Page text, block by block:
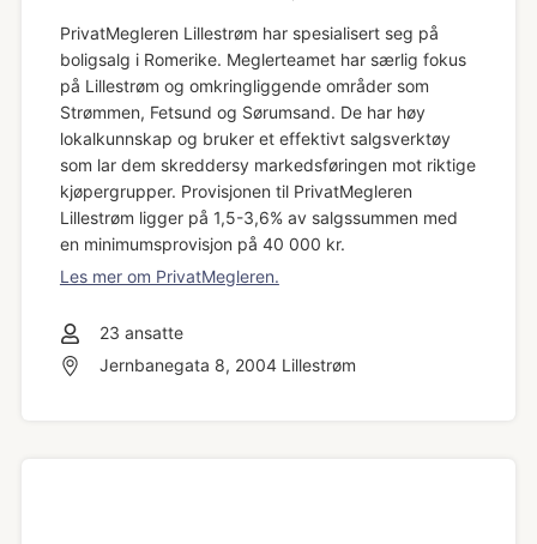
PrivatMegleren Lillestrøm har spesialisert seg på
boligsalg i Romerike. Meglerteamet har særlig fokus
på Lillestrøm og omkringliggende områder som
Strømmen, Fetsund og Sørumsand. De har høy
lokalkunnskap og bruker et effektivt salgsverktøy
som lar dem skreddersy markedsføringen mot riktige
kjøpergrupper. Provisjonen til PrivatMegleren
Lillestrøm ligger på 1,5-3,6% av salgssummen med
en minimumsprovisjon på 40 000 kr.
Les mer om PrivatMegleren.
23 ansatte
Jernbanegata 8, 2004 Lillestrøm